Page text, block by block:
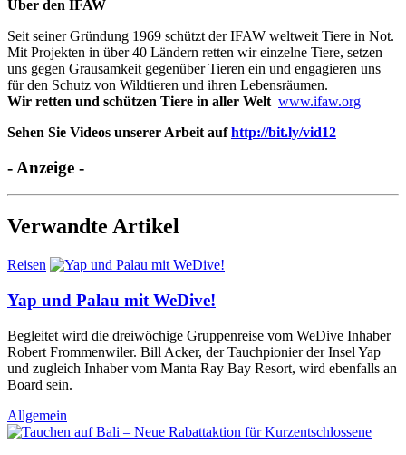
Über den IFAW
Seit seiner Gründung 1969 schützt der IFAW weltweit Tiere in Not.
Mit Projekten in über 40 Ländern retten wir einzelne Tiere, setzen
uns gegen Grausamkeit gegenüber Tieren ein und engagieren uns
für den Schutz von Wildtieren und ihren Lebensräumen.
Wir retten und schützen Tiere in aller Welt www.ifaw.org
Sehen Sie Videos unserer Arbeit aufhttp://bit.ly/vid12
- Anzeige -
Verwandte Artikel
Reisen
Yap und Palau mit WeDive!
Begleitet wird die dreiwöchige Gruppenreise vom WeDive Inhaber
Robert Frommenwiler. Bill Acker, der Tauchpionier der Insel Yap
und zugleich Inhaber vom Manta Ray Bay Resort, wird ebenfalls an
Board sein.
Allgemein